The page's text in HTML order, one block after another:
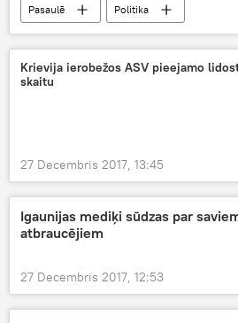
Pasaulē Politika
Krievija ierobežos ASV pieejamo
skaitu
27 Decembris 2017, 13:45
Igaunijas mediķi sūdzas par
atbraucējiem
27 Decembris 2017, 12:53